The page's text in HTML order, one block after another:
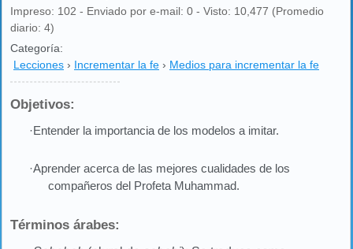
Impreso: 102 - Enviado por e-mail: 0 - Visto: 10,477 (Promedio
diario: 4)
Categoría:
Lecciones › Incrementar la fe › Medios para incrementar la fe
Objetivos:
·Entender la importancia de los modelos a imitar.
·Aprender acerca de las mejores cualidades de los
compañeros del Profeta Muhammad.
Términos árabes: